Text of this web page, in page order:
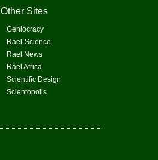
Other Sites
Geniocracy
Rael-Science
Rael News
Rael Africa
Scientific Design
Scientopolis